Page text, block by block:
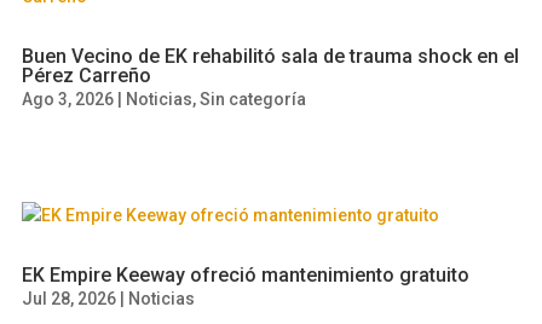
Buen Vecino de EK rehabilitó sala de trauma shock en el
Pérez Carreño
Ago 3, 2026 Noticias,Sin categoría
EK Empire Keeway ofreció mantenimiento gratuito
Jul 28, 2026 Noticias